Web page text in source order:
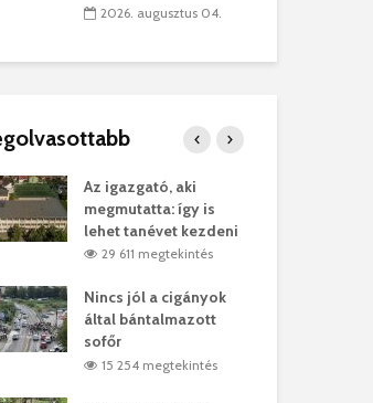
2026. augusztus 04.
Az igazgató, aki
megmutatta: így is
lehet tanévet kezdeni
29 611 megtekintés
Nincs jól a cigányok
által bántalmazott
sofőr
15 254 megtekintés